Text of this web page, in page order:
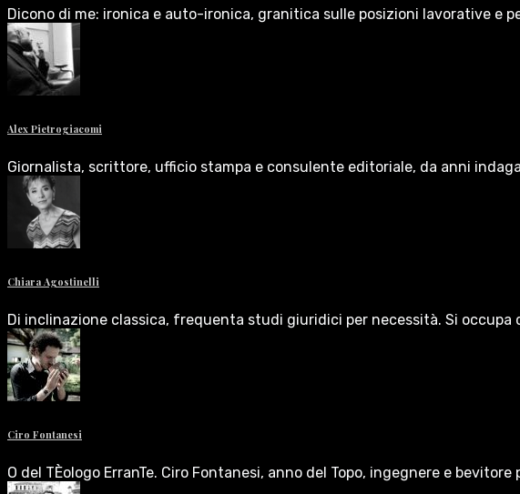
Dicono di me: ironica e auto-ironica, granitica sulle posizioni lavorative e
Alex Pietrogiacomi
Giornalista, scrittore, ufficio stampa e consulente editoriale, da anni
Chiara Agostinelli
Di inclinazione classica, frequenta studi giuridici per necessità. Si occupa
Ciro Fontanesi
O del TÈologo ErranTe. Ciro Fontanesi, anno del Topo, ingegnere e bevitore